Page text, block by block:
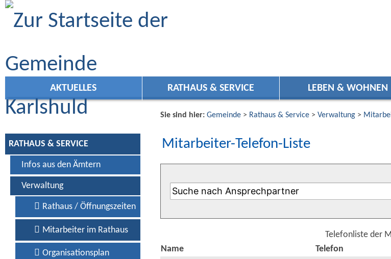
Zum Inhalt
AKTUELLES RATHAUS & SERVICE LEBEN & WOHNEN
RATHAUS & SERVICE
Infos aus den Ämtern
Verwaltung
Rathaus / Öffnungszeiten
Mitarbeiter im Rathaus
Organisationsplan
Sie sind hier: Gemeinde> Rathaus & Service> Verwaltung>
Mitarbeiter-Telefon-Liste
Telefonliste der
Name
Telefon